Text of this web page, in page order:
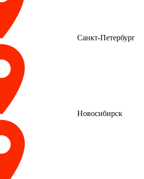
Санкт-Петербург
Новосибирск